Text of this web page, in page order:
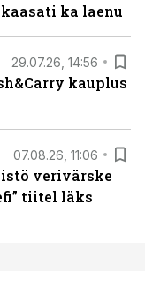
ka laenu
29.07.26, 14:56
kauplus
07.08.26, 11:06
verivärske
tiitel läks